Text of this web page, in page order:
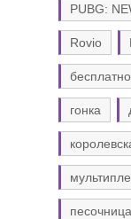
PUBG:
Rovio
бесплатно
гонка
песочница